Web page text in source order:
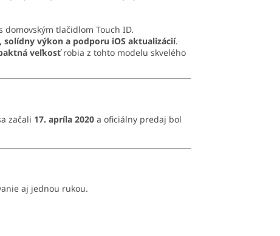
domovským tlačidlom Touch ID.
solídny výkon a podporu iOS aktualizácií.
veľkosťrobia z tohto modelu skvelého
začali 17. apríla 2020 a oficiálny predaj bol
aj jednou rukou.